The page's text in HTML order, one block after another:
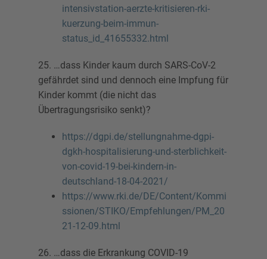
intensivstation-aerzte-kritisieren-rki-
kuerzung-beim-immun-
status_id_41655332.html
25. …dass Kinder kaum durch SARS-CoV-2
gefährdet sind und dennoch eine Impfung für
Kinder kommt (die nicht das
Übertragungsrisiko senkt)?
https://dgpi.de/stellungnahme-dgpi-
dgkh-hospitalisierung-und-sterblichkeit-
von-covid-19-bei-kindern-in-
deutschland-18-04-2021/
https://www.rki.de/DE/Content/Kommi
ssionen/STIKO/Empfehlungen/PM_20
21-12-09.html
26. …dass die Erkrankung COVID-19